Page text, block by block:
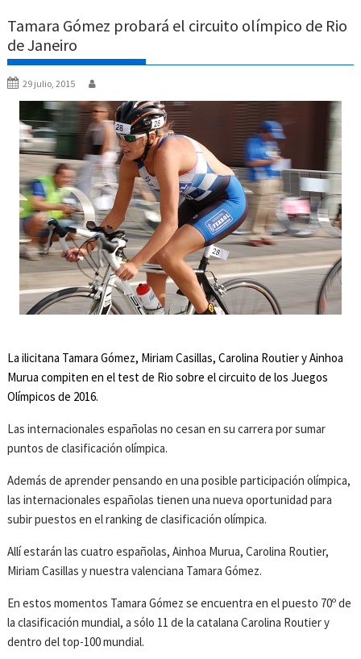
Tamara Gómez probará el circuito olímpico de Rio
de Janeiro
29 julio, 2015
La ilicitana Tamara Gómez, Miriam Casillas, Carolina Routier y Ainhoa
Murua compiten en el test de Rio sobre el circuito de los Juegos
Olímpicos de 2016.
Las internacionales españolas no cesan en su carrera por sumar
puntos de clasificación olímpica.
Además de aprender pensando en una posible participación olímpica,
las internacionales españolas tienen una nueva oportunidad para
subir puestos en el ranking de clasificación olímpica.
Allí estarán las cuatro españolas, Ainhoa Murua, Carolina Routier,
Miriam Casillas y nuestra valenciana Tamara Gómez.
En estos momentos Tamara Gómez se encuentra en el puesto 70º de
la clasificación mundial, a sólo 11 de la catalana Carolina Routier y
dentro del top-100 mundial.